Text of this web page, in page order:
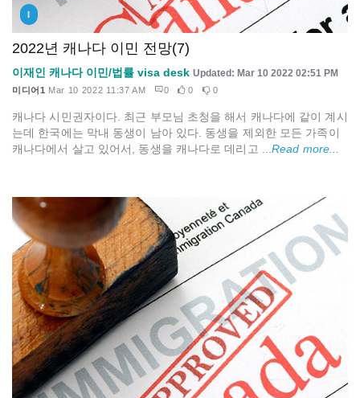
I
2022년 캐나다 이민 전망(7)
이재인 캐나다 이민/법률 visa desk Updated: Mar 10 2022 02:51 PM
미디어1 Mar 10 2022 11:37 AM 0 0 0
캐나다 시민권자이다. 최근 부모님 초청을 해서 캐나다에 같이 계시
는데 한국에는 막내 동생이 남아 있다. 동생을 제외한 모든 가족이
캐나다에서 살고 있어서, 동생을 캐나다로 데리고 ... Read more...